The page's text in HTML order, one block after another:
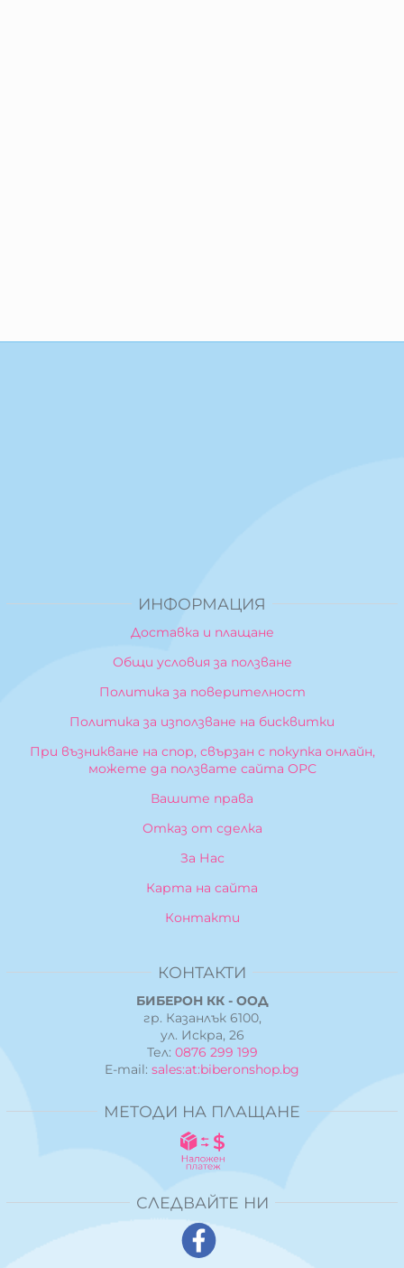
ИНФОРМАЦИЯ
Доставка и плащане
Общи условия за ползване
Политика за поверителност
Политика за използване на бисквитки
При възникване на спор, свързан с покупка онлайн,
можете да ползвате сайта ОРС
Вашите права
Отказ от сделка
За Нас
Карта на сайта
Контакти
КОНТАКТИ
БИБЕРОН КК - ООД
гр. Казанлък 6100,
ул. Искра, 26
Тел: 0876 299 199
E-mail: sales:at:biberonshop.bg
МЕТОДИ НА ПЛАЩАНЕ
СЛЕДВАЙТЕ НИ